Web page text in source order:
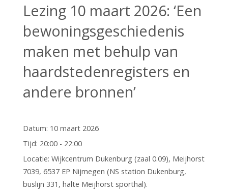
Lezing 10 maart 2026: ‘Een
bewoningsgeschiedenis
maken met behulp van
haardstedenregisters en
andere bronnen’
Datum: 10 maart 2026
Tijd: 20:00 - 22:00
Locatie: Wijkcentrum Dukenburg (zaal 0.09), Meijhorst
7039, 6537 EP Nijmegen (NS station Dukenburg,
buslijn 331, halte Meijhorst sporthal).